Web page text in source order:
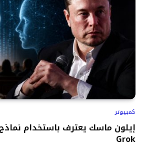
كمبيوتر
Grok